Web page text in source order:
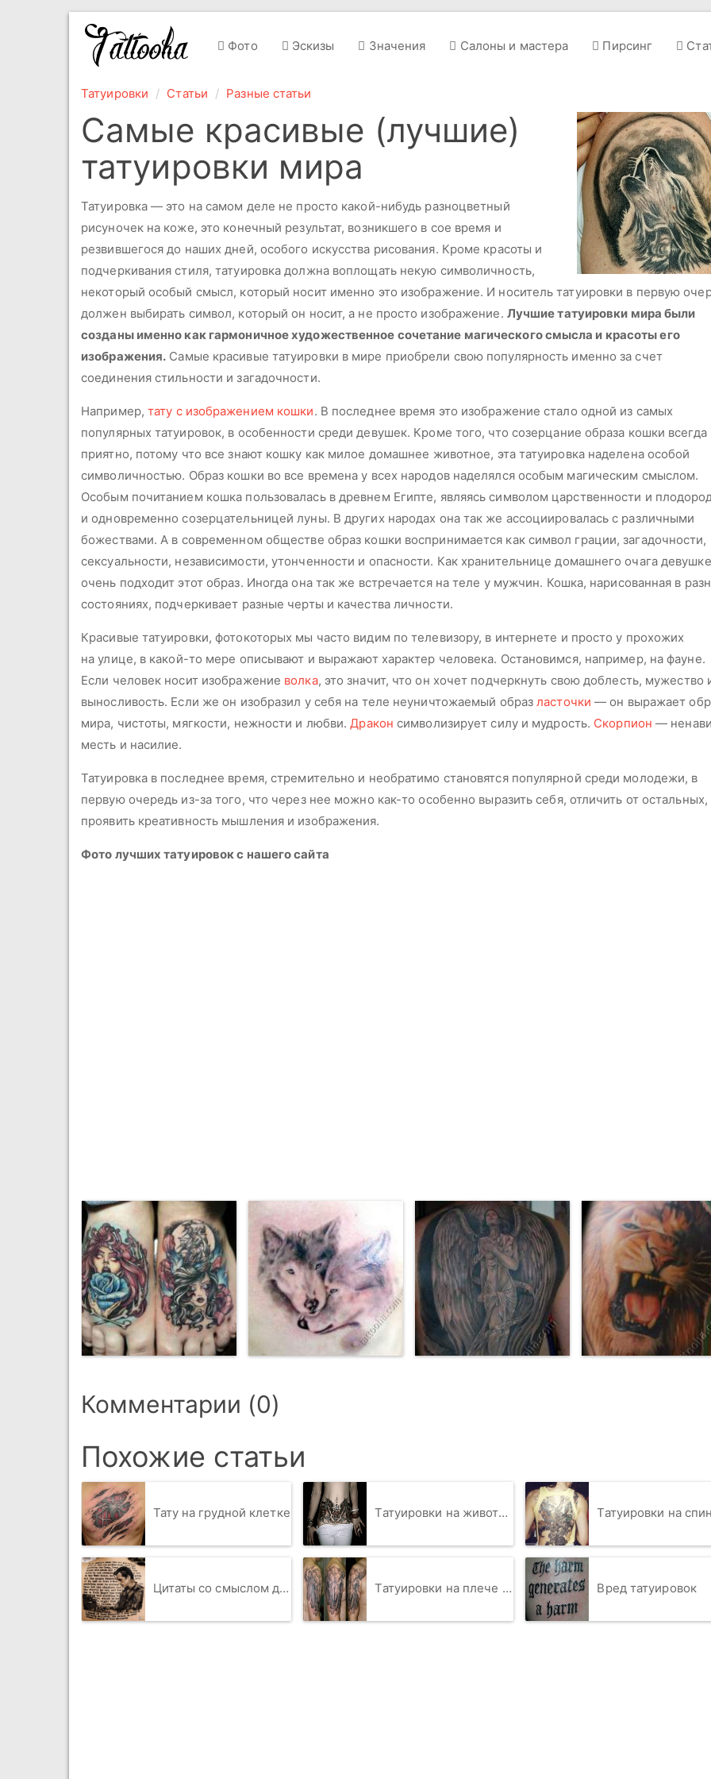
Фото Эскизы Значения Салоны и мастера Пирсинг
Татуировки Статьи Разные статьи
Самые красивые (лучшие)
татуировки мира
Татуировка — это на самом деле не просто какой-нибудь разноцветный
рисуночек на коже, это конечный результат, возникшего в сое время и
резвившегося до наших дней, особого искусства рисования. Кроме красоты и
подчеркивания стиля, татуировка должна воплощать некую символичность,
некоторый особый смысл, который носит именно это изображение. И носитель татуировки в первую
должен выбирать символ, который он носит, а не просто изображение. Лучшие татуировки мира были
созданы именно как гармоничное художественное сочетание магического смысла и красоты его
изображения. Самые красивые татуировки в мире приобрели свою популярность именно за счет
соединения стильности и загадочности.
Например, тату с изображением кошки. В последнее время это изображение стало одной из самых
популярных татуировок, в особенности среди девушек. Кроме того, что созерцание образа кошки всегда
приятно, потому что все знают кошку как милое домашнее животное, эта татуировка наделена особой
символичностью. Образ кошки во все времена у всех народов наделялся особым магическим смыслом.
Особым почитанием кошка пользовалась в древнем Египте, являясь символом царственности и
и одновременно созерцательницей луны. В других народах она так же ассоциировалась с различными
божествами. А в современном обществе образ кошки воспринимается как символ грации, загадочности,
сексуальности, независимости, утонченности и опасности. Как хранительнице домашнего очага девушке
очень подходит этот образ. Иногда она так же встречается на теле у мужчин. Кошка, нарисованная в
состояниях, подчеркивает разные черты и качества личности.
Красивые татуировки, фотокоторых мы часто видим по телевизору, в интернете и просто у прохожих
на улице, в какой-то мере описывают и выражают характер человека. Остановимся, например, на фауне.
Если человек носит изображение волка, это значит, что он хочет подчеркнуть свою доблесть, мужество
выносливость. Если же он изобразил у себя на теле неуничтожаемый образ ласточки — он выражает
мира, чистоты, мягкости, нежности и любви. Дракон символизирует силу и мудрость. Скорпион —
месть и насилие.
Татуировка в последнее время, стремительно и необратимо становятся популярной среди молодежи, в
первую очередь из-за того, что через нее можно как-то особенно выразить себя, отличить от остальных,
проявить креативность мышления и изображения.
Фото лучших татуировок с нашего сайта
Комментарии (0)
Похожие статьи
Тату на грудной клетке Татуировки на животе для девушек Татуировки на спине для
Цитаты со смыслом для татуировок Татуировки на плече как символ мужества Вред татуировок